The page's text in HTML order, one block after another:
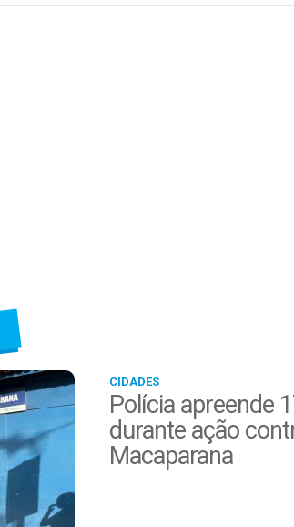
CIDADES
Polícia apreende
durante ação
Macaparana